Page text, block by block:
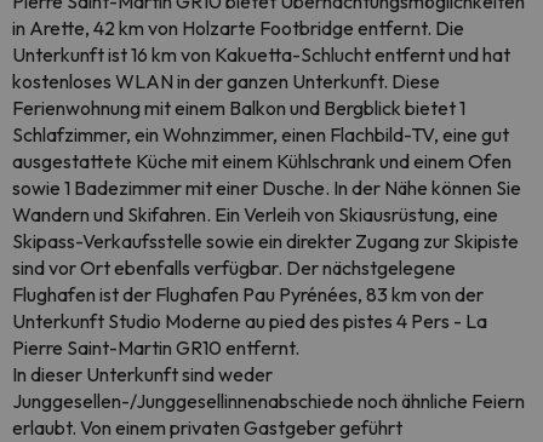
in Arette, 42 km von Holzarte Footbridge entfernt. Die
Unterkunft ist 16 km von Kakuetta-Schlucht entfernt und hat
kostenloses WLAN in der ganzen Unterkunft. Diese
Ferienwohnung mit einem Balkon und Bergblick bietet 1
Schlafzimmer, ein Wohnzimmer, einen Flachbild-TV, eine gut
ausgestattete Küche mit einem Kühlschrank und einem Ofen
sowie 1 Badezimmer mit einer Dusche. In der Nähe können Sie
Wandern und Skifahren. Ein Verleih von Skiausrüstung, eine
Skipass-Verkaufsstelle sowie ein direkter Zugang zur Skipiste
sind vor Ort ebenfalls verfügbar. Der nächstgelegene
Flughafen ist der Flughafen Pau Pyrénées, 83 km von der
Unterkunft Studio Moderne au pied des pistes 4 Pers - La
Pierre Saint-Martin GR10 entfernt.
In dieser Unterkunft sind weder
Junggesellen-/Junggesellinnenabschiede noch ähnliche Feiern
erlaubt. Von einem privaten Gastgeber geführt